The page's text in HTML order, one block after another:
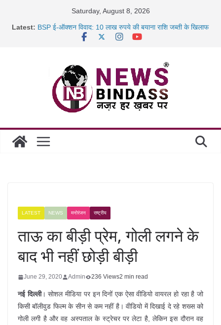
Saturday, August 8, 2026
Latest: BSP ई-ऑक्शन विवाद: 10 लाख रुपये की बयाना राशि जब्ती के खिलाफ
साइबर ठगी पर दुर्ग पुलिस का बड़ा एक्शन: 13 म्यूल बैंक खाताधारक
गिरफ्तार
LATEST NEWS मनोरंजन राष्ट्रीय
ताऊ का बीड़ी प्रेम, गोली लगने के
बाद भी नहीं छोड़ी बीड़ी
June 29, 2020 Admin 236 Views2 min read
नई दिल्ली। सोशल मीडिया पर इन दिनों एक ऐसा वीडियो वायरल हो रहा है जो
किसी बॉलीवुड फिल्म के सीन से कम नहीं है। वीडियो में दिखाई दे रहे शख्स को
गोली लगी है और वह अस्पताल के स्ट्रेचर पर लेटा है, लेकिन इस दौरान वह